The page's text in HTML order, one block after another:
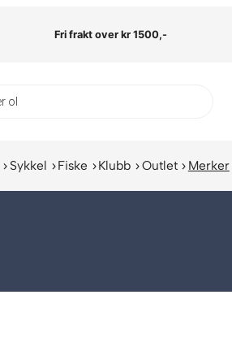
Fri frakt over kr 1500,-
Sykkel Fiske Klubb Outlet Merker